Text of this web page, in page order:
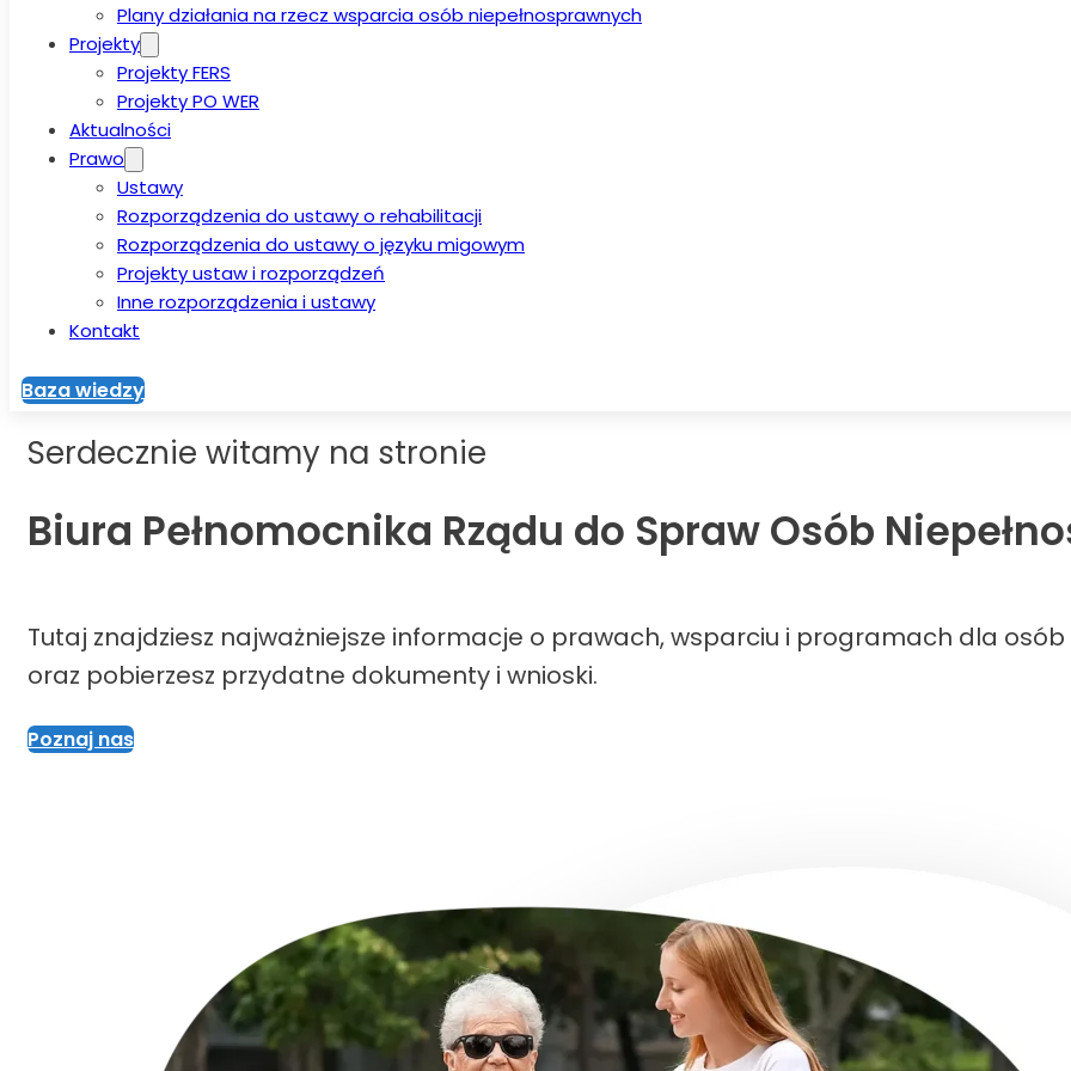
Plany działania na rzecz wsparcia osób niepełnosprawnych
Projekty
Projekty FERS
Projekty PO WER
Aktualności
Prawo
Ustawy
Rozporządzenia do ustawy o rehabilitacji
Rozporządzenia do ustawy o języku migowym
Projekty ustaw i rozporządzeń
Inne rozporządzenia i ustawy
Kontakt
Baza wiedzy
Serdecznie witamy na stronie
Biura Pełnomocnika Rządu do Spraw Osób
Tutaj znajdziesz najważniejsze informacje o prawach, wsparciu i programach dla
oraz pobierzesz przydatne dokumenty i wnioski.
Poznaj nas